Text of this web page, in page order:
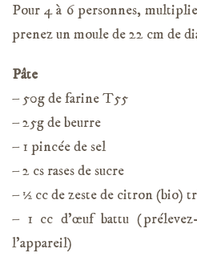
Pour 4 à 6 personnes,
prenez un moule de 22 cm de
Pâte
– 50g de farine T55
– 25g de beurre
– 1 pincée de sel
– 2 cs rases de sucre
– ½ cc de zeste de citron (bio)
– 1 cc d’œuf battu
l’appareil)